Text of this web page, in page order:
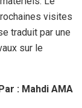
visites
traduit par une
sur le
: Mahdi AMA